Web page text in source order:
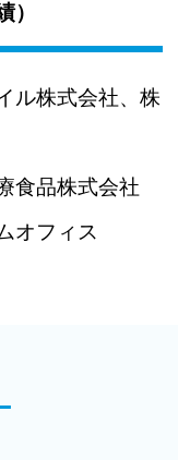
）
ル株式会社、株
食品株式会社
オフィス